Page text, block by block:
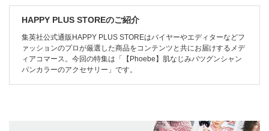
HAPPY PLUS STOREのご紹介
集英社公式通販HAPPY PLUS STOREはバイヤーやエディターなどフ
ァッションのプロが厳選した商品をコンテンツと共にお届けするメデ
ィアコマース。今回の特集は「【Phoebe】肌なじみバツグンシャン
パンカラーのアクセサリー」です。